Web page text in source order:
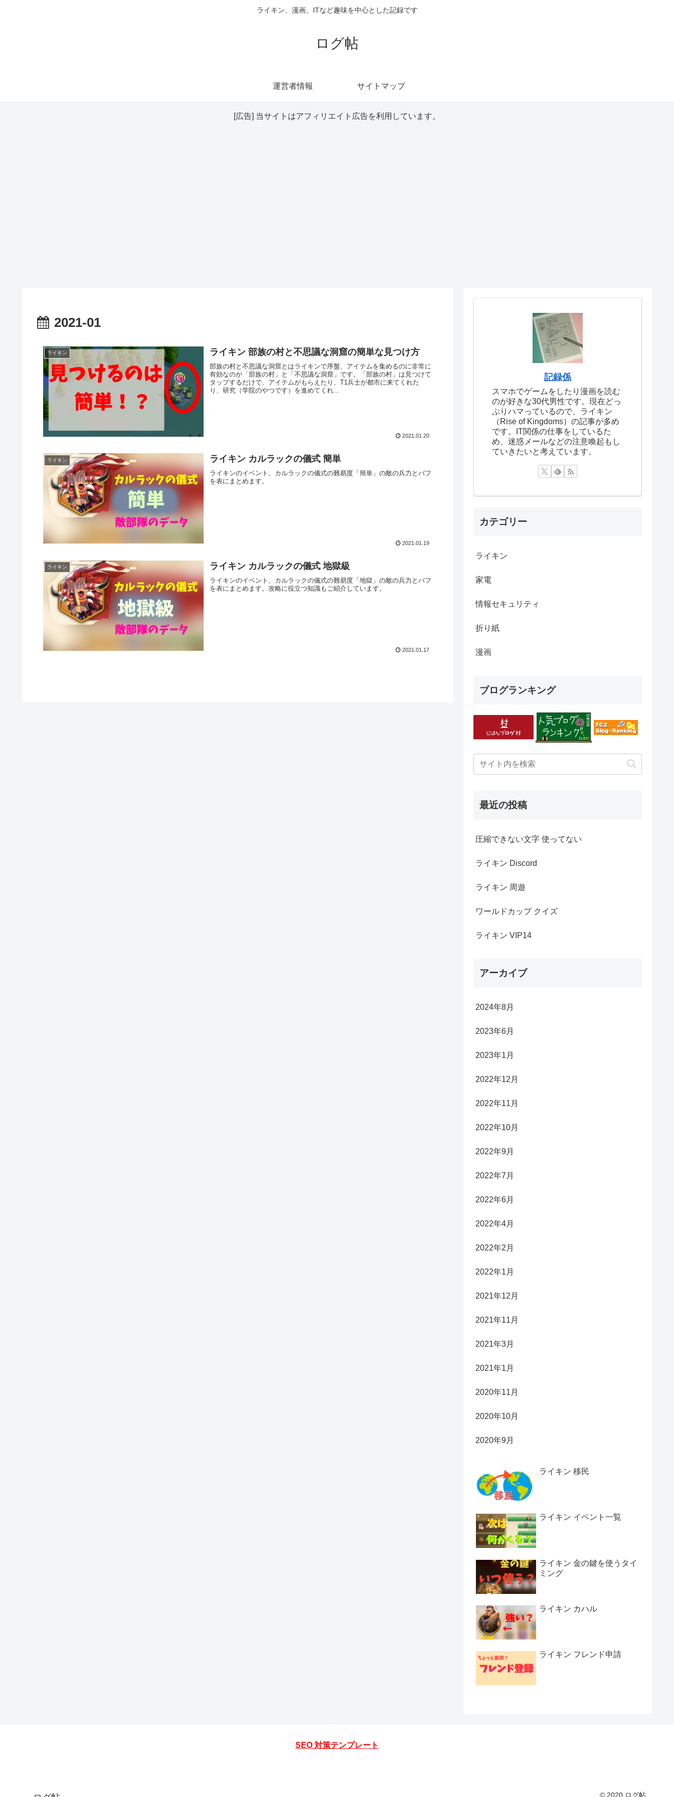
ライキン、漫画、ITなど趣味を中心とした記録です
ログ帖
運営者情報 サイトマップ
[広告] 当サイトはアフィリエイト広告を利用しています。
2021-01
ライキン ライキン 部族の村と不思議な洞窟の簡単な見つけ方
部族の村と不思議な洞窟とはライキンで序盤、アイテムを集めるのに非常に
有効なのが「部族の村」と「不思議な洞窟」です。「部族の村」は見つけて
タップするだけで、アイテムがもらえたり、T1兵士が都市に来てくれた
り、研究（学院のやつです）を進めてくれ...
2021.01.20
ライキン ライキン カルラックの儀式 簡単
ライキンのイベント、カルラックの儀式の難易度「簡単」の敵の兵力とバフ
を表にまとめます。
2021.01.19
ライキン ライキン カルラックの儀式 地獄級
ライキンのイベント、カルラックの儀式の難易度「地獄」の敵の兵力とバフ
を表にまとめます。攻略に役立つ知識もご紹介しています。
2021.01.17
記録係
スマホでゲームをしたり漫画を読む
のが好きな30代男性です。現在どっ
ぷりハマっているので、ライキン
（Rise of Kingdoms）の記事が多め
です。IT関係の仕事をしているた
め、迷惑メールなどの注意喚起もし
ていきたいと考えています。
カテゴリー
ライキン
家電
情報セキュリティ
折り紙
漫画
ブログランキング
最近の投稿
圧縮できない文字 使ってない
ライキン Discord
ライキン 周遊
ワールドカップ クイズ
ライキン VIP14
アーカイブ
2024年8月
2023年6月
2023年1月
2022年12月
2022年11月
2022年10月
2022年9月
2022年7月
2022年6月
2022年4月
2022年2月
2022年1月
2021年12月
2021年11月
2021年3月
2021年1月
2020年11月
2020年10月
2020年9月
ライキン 移民
ライキン イベント一覧
ライキン 金の鍵を使うタイ
ミング
ライキン カハル
ライキン フレンド申請
SEO 対策テンプレート
© 2020 ログ帖.